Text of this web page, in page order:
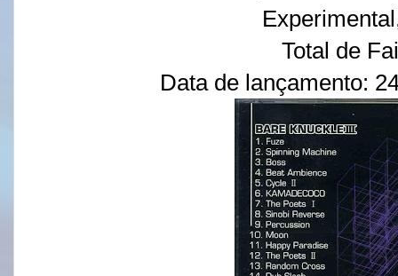
Total de
Data de lançamento: